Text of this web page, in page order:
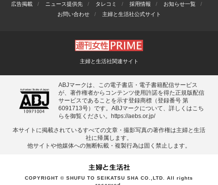
広告掲載
ニュース提供先 タレコミ 採用情報
お知らせ一覧
お問い合わせ
主婦と生活社公式サイト
主婦と生活社関連サイト
ABJマークは、この電子書店・電子書籍配信サービス
が、著作権者からコンテンツ使用許諾を得た正規版配信
サービスであることを示す登録商標（登録番号 第
6091713号）です。ABJマークについて、詳しくはこち
らを御覧ください。
https://aebs.or.jp/
本サイトに掲載されているすべての⽂章・撮影写真の著作権は主婦と⽣活
社に帰属します。
他サイトや他媒体への無断転載・複製⾏為は固く禁⽌します。
COPYRIGHT © SHUFU TO SEIKATSU SHA CO.,LTD. All rights